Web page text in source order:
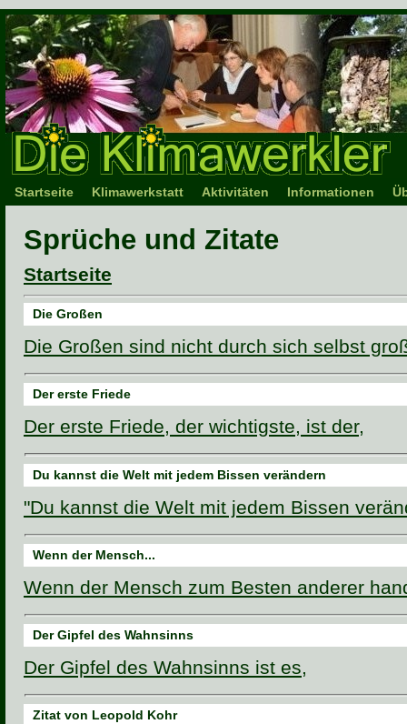
Startseite Klimawerkstatt Aktivitäten Informationen
Sprüche und Zitate
Startseite
Die Großen
Die Großen sind nicht durch sich selbst
Der erste Friede
Der erste Friede, der wichtigste, ist der,
Du kannst die Welt mit jedem Bissen verändern
"Du kannst die Welt mit jedem Bissen
Wenn der Mensch...
Wenn der Mensch zum Besten anderer
Der Gipfel des Wahnsinns
Der Gipfel des Wahnsinns ist es,
Zitat von Leopold Kohr